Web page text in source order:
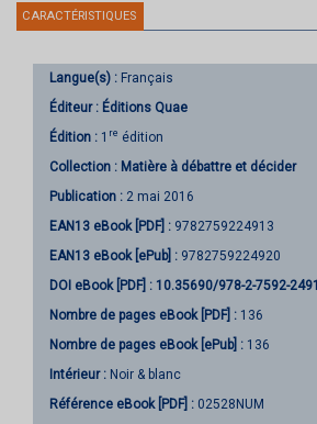
CARACTÉRISTIQUES
Langue(s) : Français
Éditeur : Éditions Quae
Édition : 1 re édition
Collection : Matière à débattre et décider
Publication : 2 mai 2016
EAN13 eBook [PDF] : 9782759224913
EAN13 eBook [ePub] : 9782759224920
DOI eBook [PDF] : 10.35690/978-2-7592-
Nombre de pages eBook [PDF] : 136
Nombre de pages eBook [ePub] : 136
Intérieur : Noir & blanc
Référence eBook [PDF] : 02528NUM